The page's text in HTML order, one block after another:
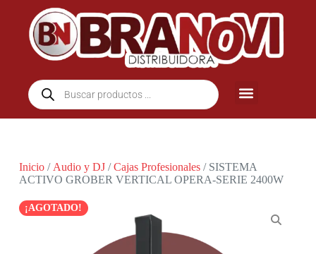
Inicio/ Audio y DJ/Cajas Profesionales/ SISTEMA
ACTIVO GROBER VERTICAL OPERA-SERIE 2400W